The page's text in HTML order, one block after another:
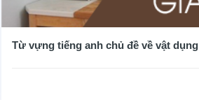
Từ vựng tiếng anh chủ đề về vật